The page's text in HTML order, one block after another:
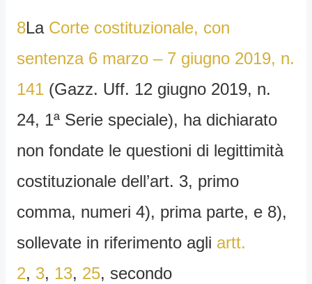
8La Corte costituzionale, con
sentenza 6 marzo – 7 giugno 2019, n.
141(Gazz. Uff. 12 giugno 2019, n.
24, 1ª Serie speciale), ha dichiarato
non fondate le questioni di legittimità
costituzionale dell’art. 3, primo
comma, numeri 4), prima parte, e 8),
sollevate in riferimento agli artt.
2, 3, 13, 25, secondo